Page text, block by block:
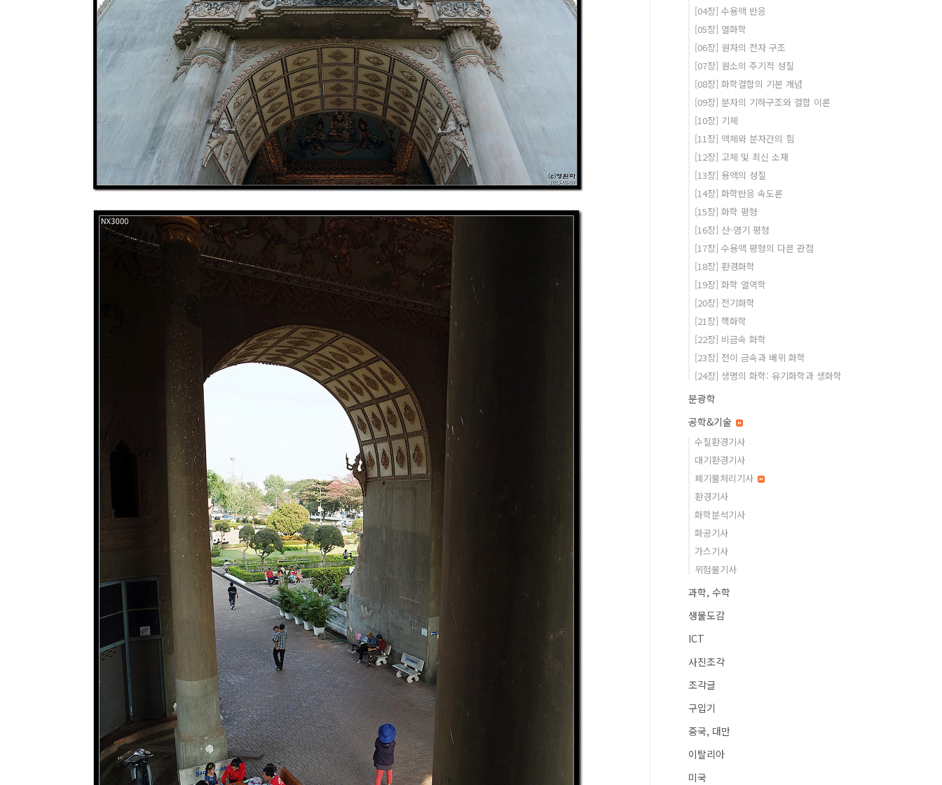
[04장] 수용액 반응
[05장] 열화학
[06장] 원자의 전자 구조
[07장] 원소의 주기적 성질
[08장] 화학결합의 기본 개념
[09장] 분자의 기하구조와 결합 이론
[10장] 기체
[11장] 액체와 분자간의 힘
[12장] 고체 및 최신 소재
[13장] 용액의 성질
[14장] 화학반응 속도론
[15장] 화학 평형
[16장] 산-염기 평형
[17장] 수용액 평형의 다른 관점
[18장] 환경화학
[19장] 화학 열역학
[20장] 전기화학
[21장] 핵화학
[22장] 비금속 화학
[23장] 전이 금속과 배위 화학
[24장] 생명의 화학: 유기화학과 생화학
분광학
공학&기술
수질환경기사
대기환경기사
폐기물처리기사
환경기사
화학분석기사
화공기사
가스기사
위험물기사
과학, 수학
생물도감
ICT
사진조각
조각글
구입기
중국, 대만
이탈리아
미국